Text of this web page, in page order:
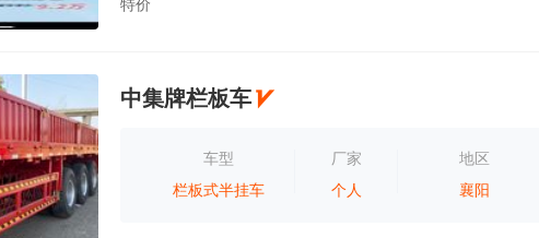
特价
中集牌栏板车
车型
栏板式半挂车
厂家
个人
地区
襄阳